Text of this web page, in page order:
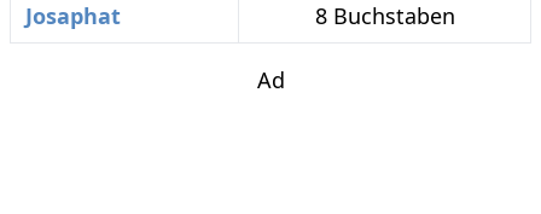
Josaphat
8 Buchstaben
Ad